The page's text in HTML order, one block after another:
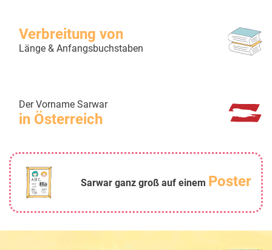
Verbreitung von
Länge & Anfangsbuchstaben
Der Vorname Sarwar
in Österreich
Sarwar ganz groß auf einem Poster